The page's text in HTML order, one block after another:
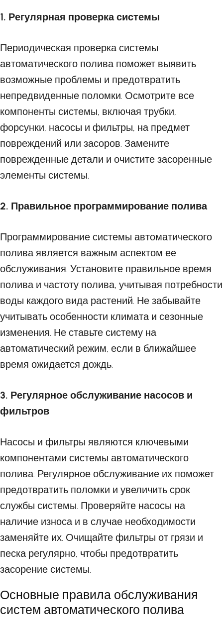
1. Регулярная проверка системы
Периодическая проверка системы
автоматического полива поможет выявить
возможные проблемы и предотвратить
непредвиденные поломки. Осмотрите все
компоненты системы, включая трубки,
форсунки, насосы и фильтры, на предмет
повреждений или засоров. Замените
поврежденные детали и очистите засоренные
элементы системы.
2. Правильное программирование полива
Программирование системы автоматического
полива является важным аспектом ее
обслуживания. Установите правильное время
полива и частоту полива, учитывая потребности
воды каждого вида растений. Не забывайте
учитывать особенности климата и сезонные
изменения. Не ставьте систему на
автоматический режим, если в ближайшее
время ожидается дождь.
3. Регулярное обслуживание насосов и
фильтров
Насосы и фильтры являются ключевыми
компонентами системы автоматического
полива. Регулярное обслуживание их поможет
предотвратить поломки и увеличить срок
службы системы. Проверяйте насосы на
наличие износа и в случае необходимости
заменяйте их. Очищайте фильтры от грязи и
песка регулярно, чтобы предотвратить
засорение системы.
Основные правила обслуживания
систем автоматического полива